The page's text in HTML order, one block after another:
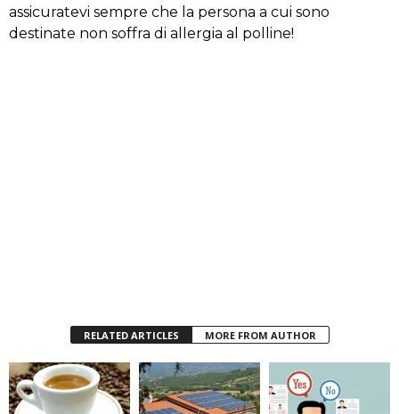
assicuratevi sempre che la persona a cui sono
destinate non soffra di allergia al polline!
RELATED ARTICLES MORE FROM AUTHOR